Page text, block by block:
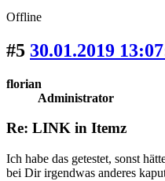
Offline
#5 30.01.2019
florian
Administrator
Re: LINK in Itemz
Ich habe das getestet, sonst
bei Dir irgendwas anderes